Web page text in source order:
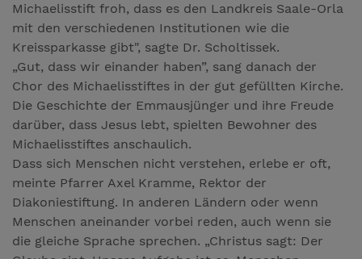
Michaelisstift froh, dass es den Landkreis Saale-Orla
mit den verschiedenen Institutionen wie die
Kreissparkasse gibt", sagte Dr. Scholtissek.
„Gut, dass wir einander haben”, sang danach der
Chor des Michaelisstiftes in der gut gefüllten Kirche.
Die Geschichte der Emmausjünger und ihre Freude
darüber, dass Jesus lebt, spielten Bewohner des
Michaelisstiftes anschaulich.
Dass sich Menschen nicht verstehen, erlebe er oft,
meinte Pfarrer Axel Kramme, Rektor der
Diakoniestiftung. In anderen Ländern oder wenn
Menschen aneinander vorbei reden, auch wenn sie
die gleiche Sprache sprechen. „Christus sagt: Der